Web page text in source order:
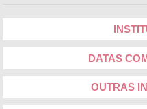
DATAS
OUTRAS